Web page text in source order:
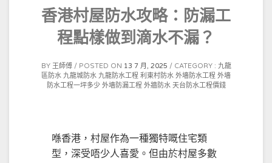
香港村屋防水攻略：防漏工
程點樣做到滴水不漏？
BY 王師傅 POSTED ON 13 7 月, 2025 CATEGORY : 九龍
區防水 九龍城防水 九龍防水工程 利東村防水 外墻防水工程 外墻
防水工程一坪多少 外墻防漏工程 外牆防水 天台防水工程價錢
喺香港，村屋作為一種獨特嘅住宅類
型，深受唔少人喜愛。但由於村屋多數